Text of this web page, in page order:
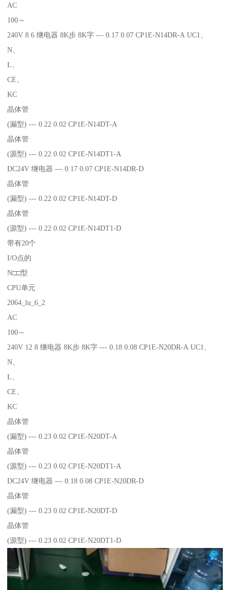
AC
100～
240V 8 6 继电器 8K步 8K字 --- 0.17 0.07 CP1E-N14DR-A UC1、
N、
L、
CE、
KC
晶体管
(漏型) --- 0.22 0.02 CP1E-N14DT-A
晶体管
(源型) --- 0.22 0.02 CP1E-N14DT1-A
DC24V 继电器 --- 0.17 0.07 CP1E-N14DR-D
晶体管
(漏型) --- 0.22 0.02 CP1E-N14DT-D
晶体管
(源型) --- 0.22 0.02 CP1E-N14DT1-D
带有20个
I/O点的
N□□型
CPU单元
2064_lu_6_2
AC
100～
240V 12 8 继电器 8K步 8K字 --- 0.18 0.08 CP1E-N20DR-A UC1、
N、
L、
CE、
KC
晶体管
(漏型) --- 0.23 0.02 CP1E-N20DT-A
晶体管
(源型) --- 0.23 0.02 CP1E-N20DT1-A
DC24V 继电器 --- 0.18 0.08 CP1E-N20DR-D
晶体管
(漏型) --- 0.23 0.02 CP1E-N20DT-D
晶体管
(源型) --- 0.23 0.02 CP1E-N20DT1-D